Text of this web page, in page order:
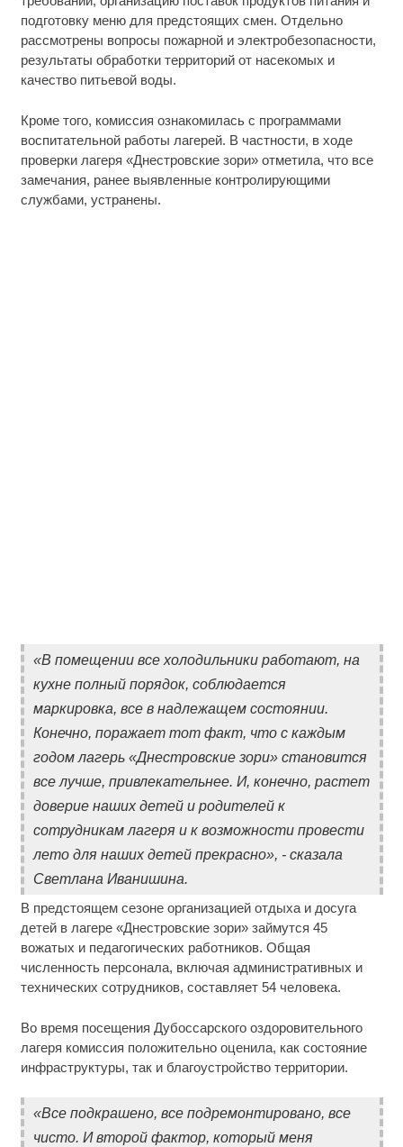
подготовку меню для предстоящих смен. Отдельно
рассмотрены вопросы пожарной и электробезопасности,
результаты обработки территорий от насекомых и
качество питьевой воды.
Кроме того, комиссия ознакомилась с программами
воспитательной работы лагерей. В частности, в ходе
проверки лагеря «Днестровские зори» отметила, что все
замечания, ранее выявленные контролирующими
службами, устранены.
«В помещении все холодильники работают, на
кухне полный порядок, соблюдается
маркировка, все в надлежащем состоянии.
Конечно, поражает тот факт, что с каждым
годом лагерь «Днестровские зори» становится
все лучше, привлекательнее. И, конечно, растет
доверие наших детей и родителей к
сотрудникам лагеря и к возможности провести
лето для наших детей прекрасно», - сказала
Светлана Иванишина.
В предстоящем сезоне организацией отдыха и досуга
детей в лагере «Днестровские зори» займутся 45
вожатых и педагогических работников. Общая
численность персонала, включая административных и
технических сотрудников, составляет 54 человека.
Во время посещения Дубоссарского оздоровительного
лагеря комиссия положительно оценила, как состояние
инфраструктуры, так и благоустройство территории.
«Все подкрашено, все подремонтировано, все
чисто. И второй фактор, который меня